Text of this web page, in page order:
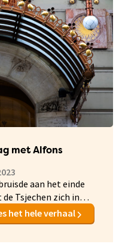
met Alfons
aan het einde
de Tsjechen zich in
op Wenen
in de jugendstil
het hele verhaal